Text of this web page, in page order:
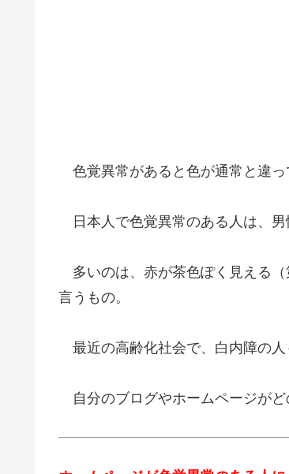
色覚異常があると色が通常と違っ
日本人で色覚異常のある人は、男
多いのは、赤が茶色ぽく見える
言うもの。
最近の高齢化社会で、白内障の人
自分のブログやホームページがど